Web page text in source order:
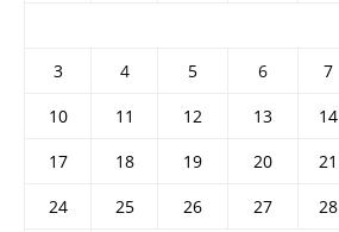
3
4 5 6 7
10
11 12 13 14
17
18 19 20 21
24
25 26 27 28